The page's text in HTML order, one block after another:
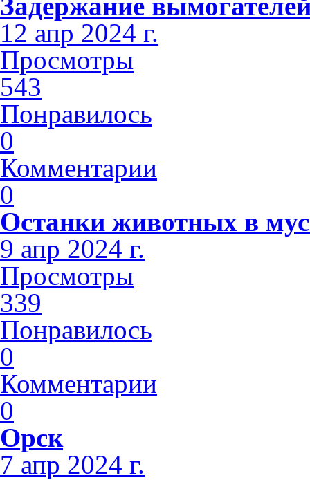
12 апр 2024 г.
Просмотры
543
Понравилось
0
Комментарии
0
Останки животных в
9 апр 2024 г.
Просмотры
339
Понравилось
0
Комментарии
0
Орск
7 апр 2024 г.